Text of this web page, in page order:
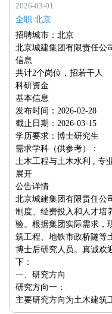
2026-03-01
全职 北京
招聘城市：北京
北京城建集团有限责任公
信息
共计2个岗位，招若干人
科研资金
基本信息
发布时间：2026-02-28
截止日期：2026-03-15
学历要求：博士研究生
需求学科（供参考）：
土木工程与土木水利 , 专
展开
公告详情
北京城建集团有限责任公
制度、经费投入和人才培
验。根据集团实际需求，
筑工程、地铁市政桥隧等
博士后研究人员。真诚欢
下：
一、研究方向
研究方向一：
主要研究方向为土木建